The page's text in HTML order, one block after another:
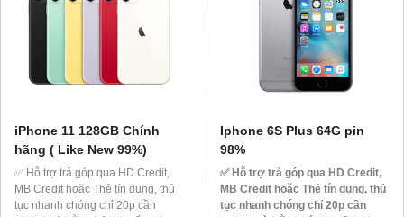
iPhone 11 128GB Chính
hãng ( Like New 99%)
✅ Hỗ trợ trả góp qua HD Credit,
MB Credit hoặc Thẻ tín dụng, thủ
tục nhanh chóng chỉ 20p cần
Iphone 6S Plus 64G pin
98%
✅ Hỗ trợ trả góp qua HD Credit,
MB Credit hoặc Thẻ tín dụng, thủ
tục nhanh chóng chỉ 20p cần